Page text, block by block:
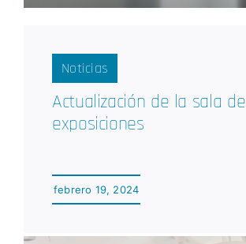
Noticias
Actualización de la sala de
exposiciones
febrero 19, 2024